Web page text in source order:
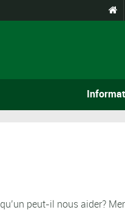
peut-il nous aider?